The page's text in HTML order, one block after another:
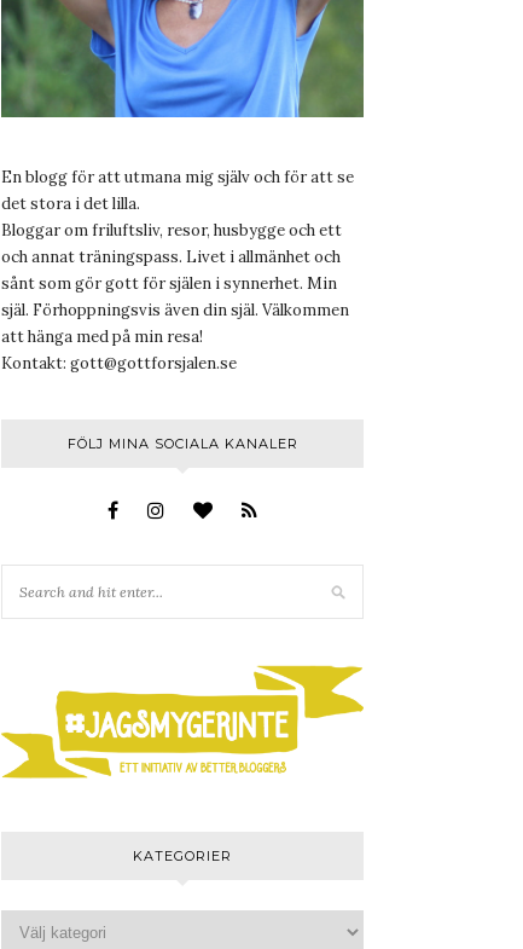
En blogg för att utmana mig själv och för att se
det stora i det lilla.
Bloggar om friluftsliv, resor, husbygge och ett
och annat träningspass. Livet i allmänhet och
sånt som gör gott för själen i synnerhet. Min
själ. Förhoppningsvis även din själ. Välkommen
att hänga med på min resa!
Kontakt: gott@gottforsjalen.se
FÖLJ MINA SOCIALA KANALER
KATEGORIER